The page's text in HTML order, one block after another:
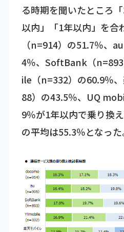
る時期を聞いたところ
以内」「1年以内」を
（n=914）の51.7％、
4％、SoftBank（
ile（n=332）の60.9％
88）の43.5％、UQ
9％が1年以内で乗り換
の平均は55.3％となった